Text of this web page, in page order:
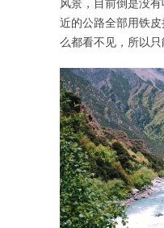
近的公路全部用铁
么都看不见，所以只